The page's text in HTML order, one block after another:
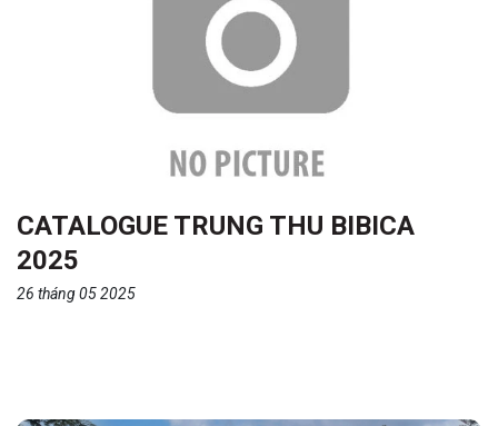
CATALOGUE TRUNG THU BIBICA
2025
26 tháng 05 2025